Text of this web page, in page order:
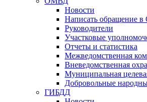
Новости
Написать обращение
Руководители
Участковые
Отчеты и статистика
Межведомственная
Вневедомственная
Муниципальная
Добровольные
ГИБДД